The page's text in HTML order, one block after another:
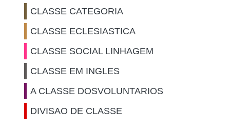
CLASSE CATEGORIA
CLASSE ECLESIASTICA
CLASSE SOCIAL LINHAGEM
CLASSE EM INGLES
A CLASSE DOSVOLUNTARIOS
DIVISAO DE CLASSE